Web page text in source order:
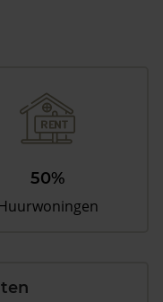
50%